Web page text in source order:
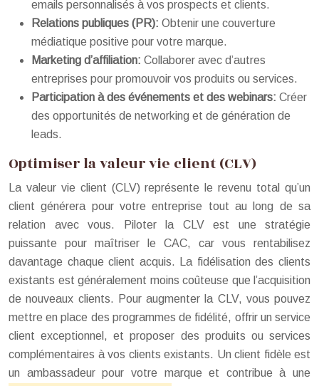
emails personnalisés à vos prospects et clients.
Relations publiques (PR): Obtenir une couverture
médiatique positive pour votre marque.
Marketing d’affiliation: Collaborer avec d’autres
entreprises pour promouvoir vos produits ou services.
Participation à des événements et des webinars: Créer
des opportunités de networking et de génération de
leads.
Optimiser la valeur vie client (CLV)
La valeur vie client (CLV) représente le revenu total qu’un
client générera pour votre entreprise tout au long de sa
relation avec vous. Piloter la CLV est une stratégie
puissante pour maîtriser le CAC, car vous rentabilisez
davantage chaque client acquis. La fidélisation des clients
existants est généralement moins coûteuse que l’acquisition
de nouveaux clients. Pour augmenter la CLV, vous pouvez
mettre en place des programmes de fidélité, offrir un service
client exceptionnel, et proposer des produits ou services
complémentaires à vos clients existants. Un client fidèle est
un ambassadeur pour votre marque et contribue à une